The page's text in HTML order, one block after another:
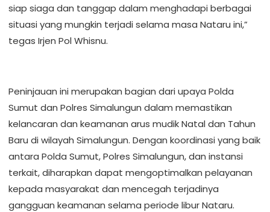
siap siaga dan tanggap dalam menghadapi berbagai
situasi yang mungkin terjadi selama masa Nataru ini,”
tegas Irjen Pol Whisnu.
Peninjauan ini merupakan bagian dari upaya Polda
Sumut dan Polres Simalungun dalam memastikan
kelancaran dan keamanan arus mudik Natal dan Tahun
Baru di wilayah Simalungun. Dengan koordinasi yang baik
antara Polda Sumut, Polres Simalungun, dan instansi
terkait, diharapkan dapat mengoptimalkan pelayanan
kepada masyarakat dan mencegah terjadinya
gangguan keamanan selama periode libur Nataru.